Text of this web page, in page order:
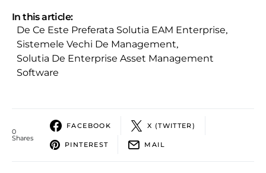
In this article:
De Ce Este Preferata Solutia EAM Enterprise,
Sistemele Vechi De Management,
Solutia De Enterprise Asset Management
Software
0
Shares
FACEBOOK X (TWITTER)
PINTEREST MAIL